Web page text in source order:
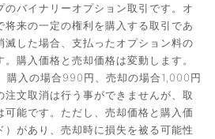
のバイナリーオプション取引です。オ
将来の一定の権利を購入する取引であ
滅した場合、支払ったオプション料の
購入価格と売却価格は変動します。
購入の場合990円、売却の場合1,000円
文取消は行う事ができませんが、取
可能です。ただし、売却価格と購入価
があり、売却時に損失を被る可能性